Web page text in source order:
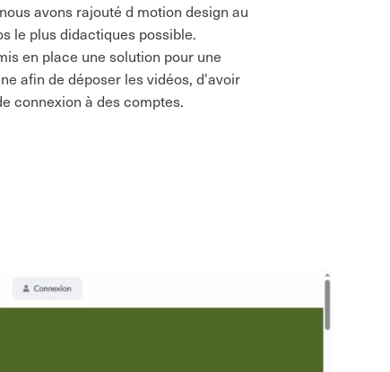
avons rajouté d motion design au
le plus didactiques possible.
en place une solution pour une
afin de déposer les vidéos, d'avoir
connexion à des comptes.